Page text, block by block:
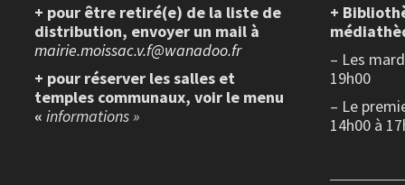
+ pour être retiré(e) de la liste de
distribution, envoyer un mail à
mairie.moissac.v.f@wanadoo.fr
+ pour réserver les salles et
temples communaux, voir le menu
«informations »
+
– Les
19h00
– Le
14h00 à